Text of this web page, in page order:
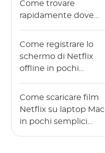
Come trovare
rapidamente dove
download di Netflix?
Come registrare lo
schermo di Netflix
offline in pochi
Come scaricare film
Netflix su laptop Mac
in pochi semplici